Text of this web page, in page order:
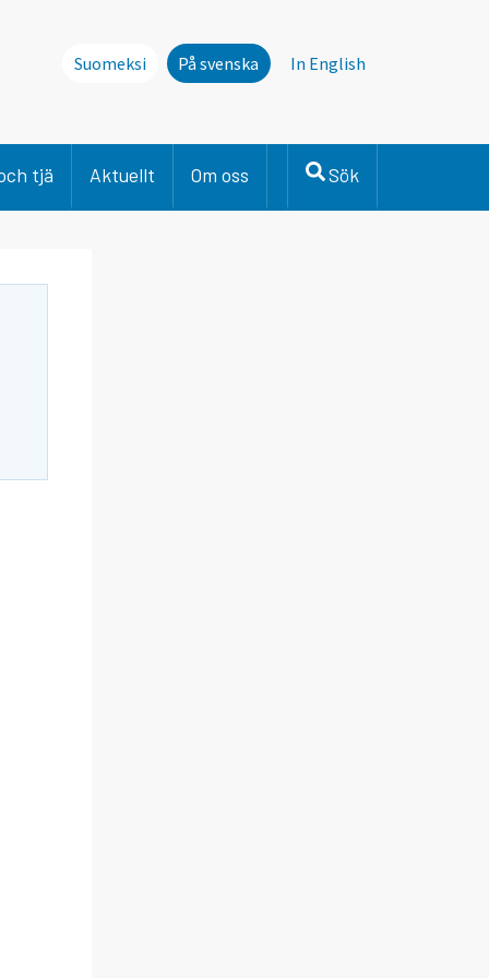
Suomeksi På svenska In English
tjä Aktuellt Om oss Sök